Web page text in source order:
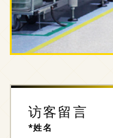
访客留言
*姓名